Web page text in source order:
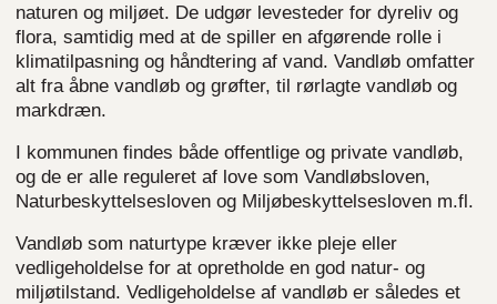
naturen og miljøet. De udgør levesteder for dyreliv og
flora, samtidig med at de spiller en afgørende rolle i
klimatilpasning og håndtering af vand. Vandløb omfatter
alt fra åbne vandløb og grøfter, til rørlagte vandløb og
markdræn.
I kommunen findes både offentlige og private vandløb,
og de er alle reguleret af love som Vandløbsloven,
Naturbeskyttelsesloven og Miljøbeskyttelsesloven m.fl.
Vandløb som naturtype kræver ikke pleje eller
vedligeholdelse for at opretholde en god natur- og
miljøtilstand. Vedligeholdelse af vandløb er således et